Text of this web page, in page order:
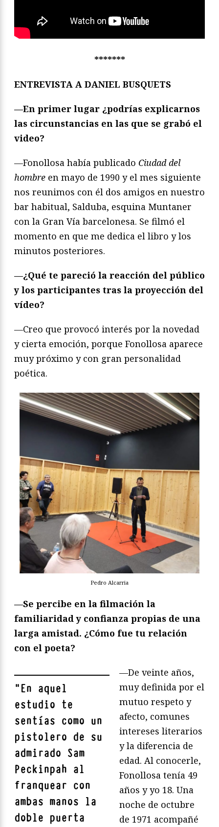
*******
ENTREVISTA A DANIEL BUSQUETS
—En primer lugar ¿podrías explicarnos
las circunstancias en las que se grabó el
video?
—Fonollosa había publicado Ciudad del
hombre en mayo de 1990 y el mes siguiente
nos reunimos con él dos amigos en nuestro
bar habitual, Salduba, esquina Muntaner
con la Gran Vía barcelonesa. Se filmó el
momento en que me dedica el libro y los
minutos posteriores.
—¿Qué te pareció la reacción del público
y los participantes tras la proyección del
vídeo?
—Creo que provocó interés por la novedad
y cierta emoción, porque Fonollosa aparece
muy próximo y con gran personalidad
poética.
Pedro Alcarria
—Se percibe en la filmación la
familiaridad y confianza propias de una
larga amistad. ¿Cómo fue tu relación
con el poeta?
"En aquel
estudio te
sentías como un
pistolero de su
admirado Sam
Peckinpah al
franquear con
ambas manos la
doble puerta
—De veinte años,
muy definida por el
mutuo respeto y
afecto, comunes
intereses literarios
y la diferencia de
edad. Al conocerle,
Fonollosa tenía 49
años y yo 18. Una
noche de octubre
de 1971 acompañé